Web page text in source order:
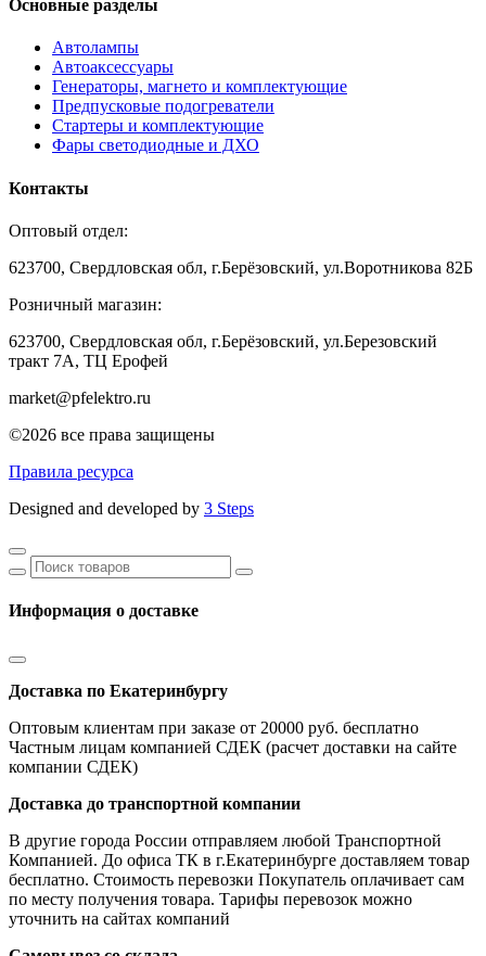
Основные разделы
Автолампы
Автоаксессуары
Генераторы, магнето и комплектующие
Предпусковые подогреватели
Стартеры и комплектующие
Фары светодиодные и ДХО
Контакты
Оптовый отдел:
623700, Свердловская обл, г.Берёзовский, ул.Воротникова 82Б
Розничный магазин:
623700, Свердловская обл, г.Берёзовский, ул.Березовский
тракт 7А, ТЦ Ерофей
market@pfelektro.ru
©2026 все права защищены
Правила ресурса
Designed and developed by 3 Steps
Информация о доставке
Доставка по Екатеринбургу
Оптовым клиентам при заказе от 20000 руб. бесплатно
Частным лицам компанией СДЕК (расчет доставки на сайте
компании СДЕК)
Доставка до транспортной компании
В другие города России отправляем любой Транспортной
Компанией. До офиса ТК в г.Екатеринбурге доставляем товар
бесплатно. Стоимость перевозки Покупатель оплачивает сам
по месту получения товара. Тарифы перевозок можно
уточнить на сайтах компаний